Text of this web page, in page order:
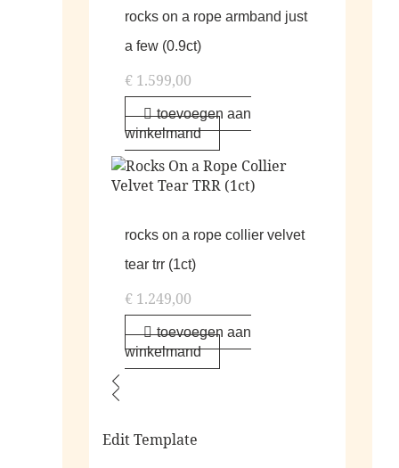
rocks on a rope armband just
a few (0.9ct)
€ 1.599,00
toevoegen aan
winkelmand
rocks on a rope collier velvet
tear trr (1ct)
€ 1.249,00
toevoegen aan
winkelmand
Edit Template